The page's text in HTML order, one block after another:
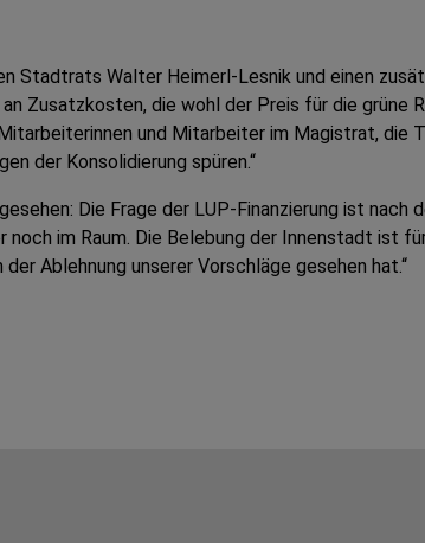
Stadtrats Walter Heimerl-Lesnik und einen
Zusatzkosten, die wohl der Preis für die grüne
und Mitarbeiter im Magistrat, die
der Konsolidierung spüren.“
Die Frage der LUP-Finanzierung ist nach
im Raum. Die Belebung der Innenstadt ist
Ablehnung unserer Vorschläge gesehen hat.“